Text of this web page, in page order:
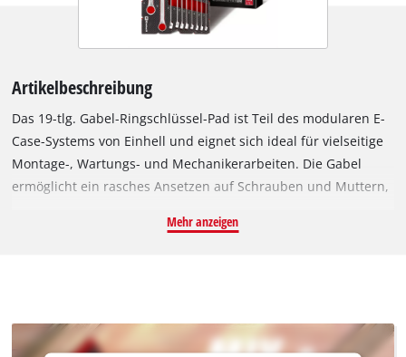
Artikelbeschreibung
Das 19-tlg. Gabel-Ringschlüssel-Pad ist Teil des modularen E-
Case-Systems von Einhell und eignet sich ideal für vielseitige
Montage-, Wartungs- und Mechanikerarbeiten. Die Gabel
ermöglicht ein rasches Ansetzen auf Schrauben und Muttern,
zuverlässiges Lösen oder Festziehen auch bei hohen
50, wodurch sie besonders langlebig und belastbar sind. Die
satinierte Oberfläche verleiht den Werkzeugen nicht nur eine
Mehr anzeigen